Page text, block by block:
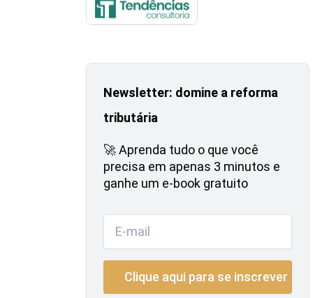
Newsletter: domine a reforma
tributária
🚀 Aprenda tudo o que você
precisa em apenas 3 minutos e
ganhe um e-book gratuito